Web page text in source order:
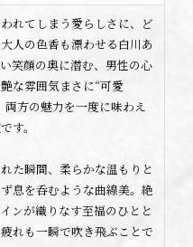
れてしまう愛らしさに、ど
人の色香も漂わせる白川あ
笑顔の奥に潜む、男性の心
な雰囲気――まさに“可愛
両方の魅力を一度に味わえ
す。
た瞬間、柔らかな温もりと
息を呑むような曲線美。絶
ンが織りなす至福のひとと
れも一瞬で吹き飛ぶことで